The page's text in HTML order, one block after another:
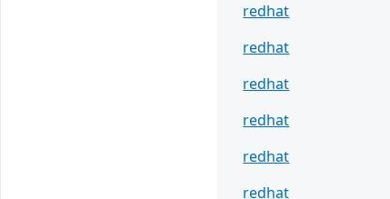
redhat
redhat
redhat
redhat
redhat
redhat